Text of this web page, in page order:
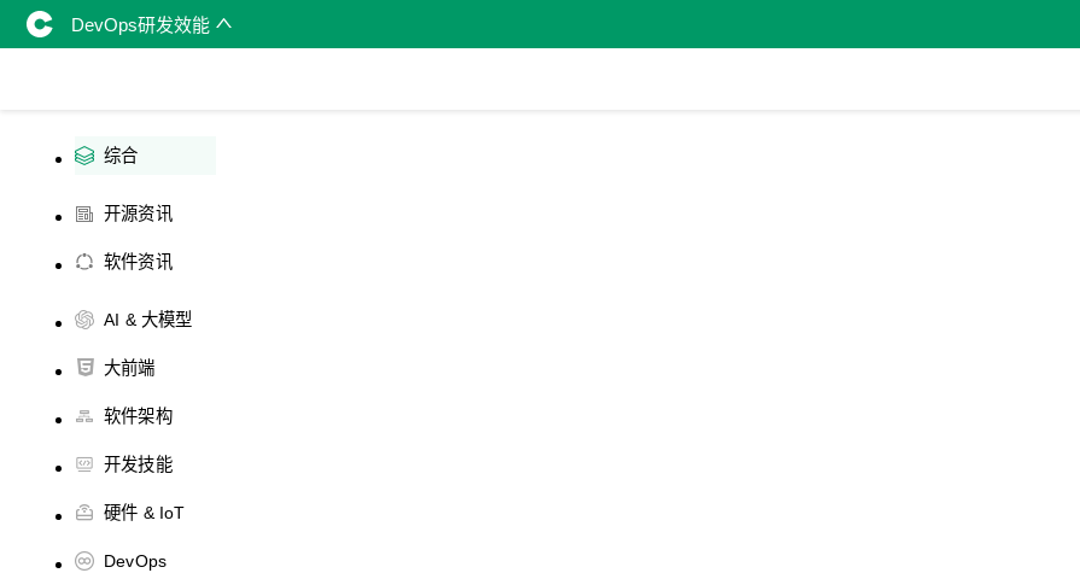
DevOps研发效能
综合
开源资讯
软件资讯
AI & 大模型
大前端
软件架构
开发技能
硬件 & IoT
DevOps